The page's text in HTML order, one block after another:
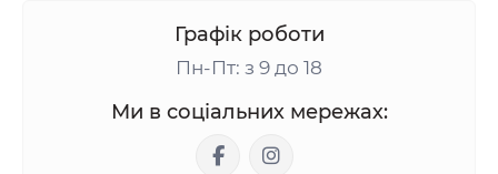
Графік роботи
Пн-Пт: з 9 до 18
Ми в соціальних мережах: